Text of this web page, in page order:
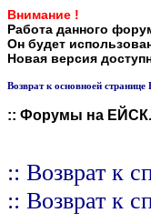
Внимание !
Работа данного
Он будет
Новая версия
Возврат к основноей
:: Форумы на
:: Возврат к
:: Возврат к